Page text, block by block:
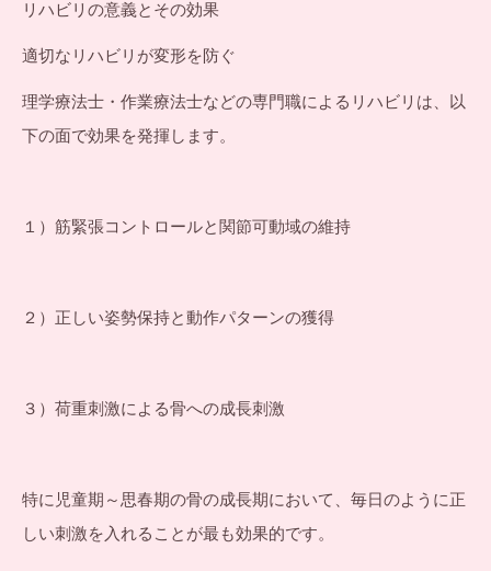
リハビリの意義とその効果
適切なリハビリが変形を防ぐ
理学療法士・作業療法士などの専門職によるリハビリは、以
下の面で効果を発揮します。
１）筋緊張コントロールと関節可動域の維持
２）正しい姿勢保持と動作パターンの獲得
３）荷重刺激による骨への成長刺激
特に児童期～思春期の骨の成長期において、毎日のように正
しい刺激を入れることが最も効果的です。